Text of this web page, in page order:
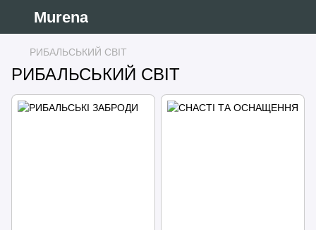
Murena
РИБАЛЬСЬКИЙ СВІТ
РИБАЛЬСЬКИЙ СВІТ